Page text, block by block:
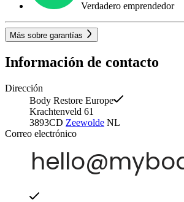
Verdadero emprendedor
Más sobre garantías
Información de contacto
Dirección
Body Restore Europe
Krachtenveld 61
3893CD Zeewolde NL
Correo electrónico